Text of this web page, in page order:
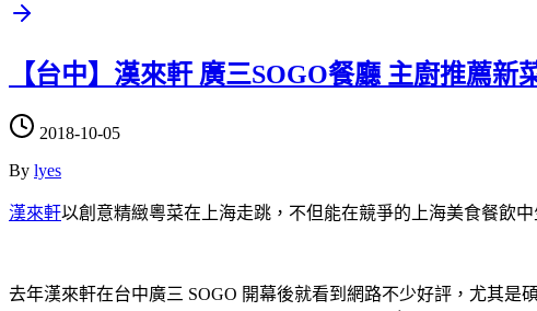
【台中】漢來軒 廣三SOGO餐廳 主廚推薦
2018-10-05
By lyes
漢來軒以創意精緻粵菜在上海走跳，不但能在競爭的上海美食餐飲
去年漢來軒在台中廣三 SOGO 開幕後就看到網路不少好評，尤其